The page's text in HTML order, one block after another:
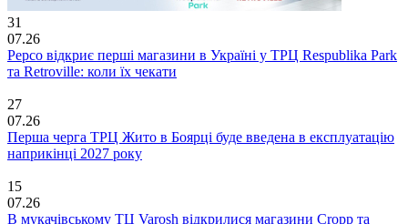
31
07.26
Pepco відкриє перші магазини в Україні у ТРЦ Respublika Park
та Retroville: коли їх чекати
27
07.26
Перша черга ТРЦ Жито в Боярці буде введена в експлуатацію
наприкінці 2027 року
15
07.26
В мукачівському ТЦ Varosh відкрилися магазини Cropp та